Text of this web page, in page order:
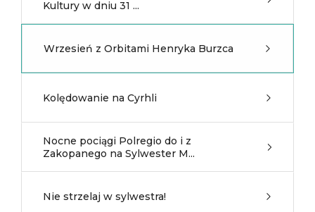
Kultury w dniu 31 ...
Wrzesień z Orbitami Henryka Burzca
Kolędowanie na Cyrhli
Nocne pociągi Polregio do i z
Zakopanego na Sylwester M...
Nie strzelaj w sylwestra!